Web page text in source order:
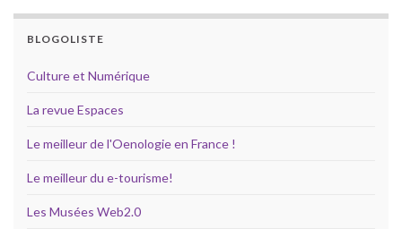
BLOGOLISTE
Culture et Numérique
La revue Espaces
Le meilleur de l'Oenologie en France !
Le meilleur du e-tourisme!
Les Musées Web2.0